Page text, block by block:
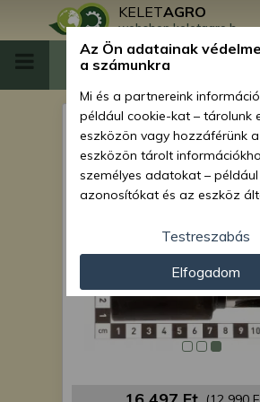
KELETAGRO
webshop.keletagro.hu
TLT tengely átalakító
(Yanmar
Az Ön adatainak
a számunkra
Mi és a partnereink
például cookie-kat – tárolunk
eszközön vagy hozzáférünk
eszközön tárolt
személyes adatokat –
azonosítókat és az eszköz
személyre szabott hirdetések
tartalom nyújtásához,
tartalomméréshez, nézettségi
gyűjtéséhez, valamint
kifejlesztéséhez és a termékek
javításához. Az Ön
partnereink eszközleolvasásos
adatokat és azonosítási
Testreszabás
Elfogadom